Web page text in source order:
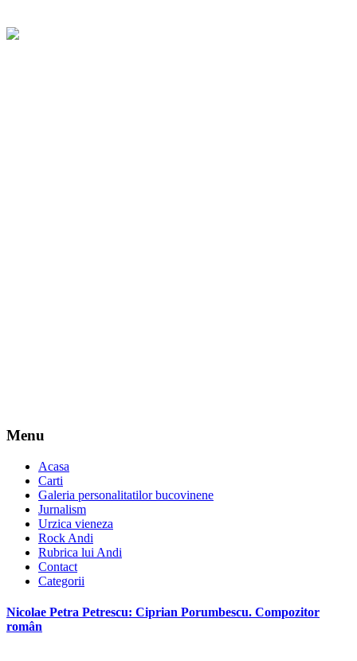
Menu
Acasa
Carti
Galeria personalitatilor bucovinene
Jurnalism
Urzica vieneza
Rock Andi
Rubrica lui Andi
Contact
Categorii
Nicolae Petra Petrescu: Ciprian Porumbescu. Compozitor
român